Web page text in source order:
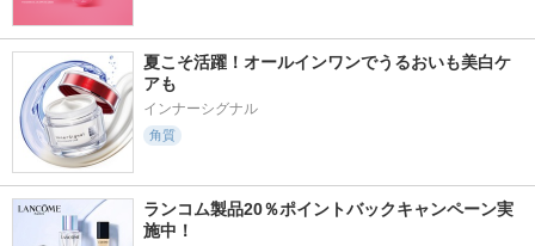
夏こそ活躍！オールインワンでうるおいも美白ケ
アも
インナーシグナル
角質
ランコム製品20％ポイントバックキャンペーン実
施中！